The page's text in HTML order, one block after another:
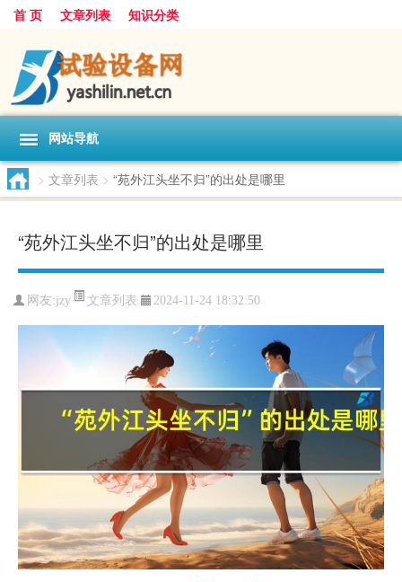
首 页 文章列表 知识分类
网站导航
> 文章列表 > “苑外江头坐不归”的出处是哪里
“苑外江头坐不归”的出处是哪里
网友:jzy 文章列表 2024-11-24 18:32:50